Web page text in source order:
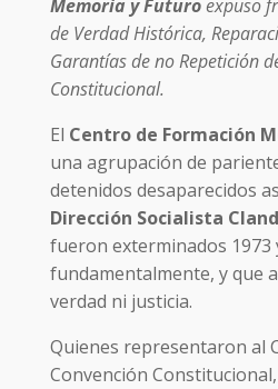
Memoria y Futuroexpuso
de Verdad Histórica,
Garantías de no Repetición
Constitucional.
El Centro de Formación
una agrupación de
detenidos desaparecidos
Dirección Socialista
fueron exterminados 1973
fundamentalmente, y que
verdad ni justicia.
Quienes representaron al
Convención